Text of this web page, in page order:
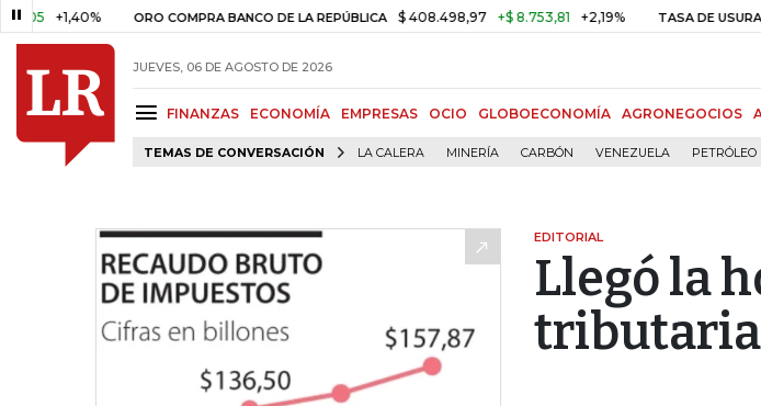
ORO COMPRA BANCO DE LA REPÚBLICA $ 408.498,97 +$ 8.753,81 +2,19% TASA DE USURA
JUEVES, 06 DE AGOSTO DE 2026
FINANZAS ECONOMÍA EMPRESAS OCIO GLOBOECONOMÍA AGRONEGOCIOS
TEMAS DE CONVERSACIÓN LA CALERA MINERÍA CARBÓN VENEZUELA PETRÓLEO
EDITORIAL
Llegó la
tributaria